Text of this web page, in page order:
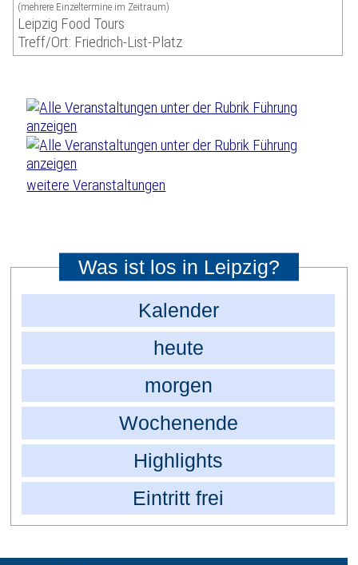
(mehrere Einzeltermine im Zeitraum)
Leipzig Food Tours
Treff/Ort: Friedrich-List-Platz
weitere Veranstaltungen
Was ist los in Leipzig?
Kalender
heute
morgen
Wochenende
Highlights
Eintritt frei